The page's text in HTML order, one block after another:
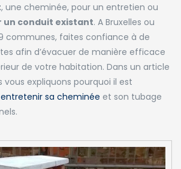
, une cheminée, pour un entretien ou
un conduit existant. A Bruxelles ou
communes, faites confiance à de
afin d’évacuer de manière efficace
de votre habitation. Dans un article
vous expliquons pourquoi il est
sa cheminée et son tubage